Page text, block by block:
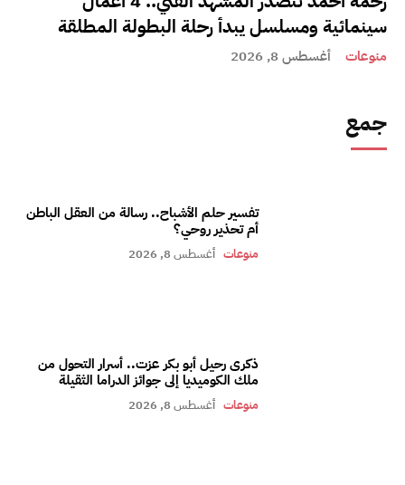
سينمائية ومسلسل يبدأ رحلة البطولة المطلقة
منوعات أغسطس 8, 2026
جمع
تفسير حلم الأشباح.. رسالة من العقل الباطن
أم تحذير روحي؟
منوعات أغسطس 8, 2026
ذكرى رحيل أبو بكر عزت.. أسرار التحول من
ملك الكوميديا إلى جوائز الدراما الثقيلة
منوعات أغسطس 8, 2026